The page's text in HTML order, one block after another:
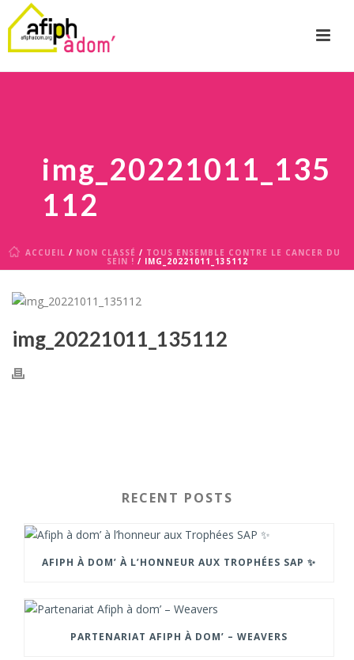
img_20221011_135
112
ACCUEIL / NON CLASSÉ / TOUS ENSEMBLE CONTRE LE CANCER DU
SEIN ! / IMG_20221011_135112
img_20221011_135112
RECENT POSTS
AFIPH À DOM’ À L’HONNEUR AUX TROPHÉES SAP ✨
PARTENARIAT AFIPH À DOM’ – WEAVERS